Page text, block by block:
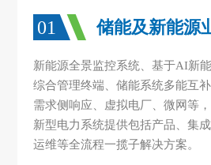
01 储能及新能源
新能源全景监控系统、基于AI新
综合管理终端、储能系统多能互
需求侧响应、虚拟电厂、微网等
新型电力系统提供包括产品、集
运维等全流程一揽子解决方案。